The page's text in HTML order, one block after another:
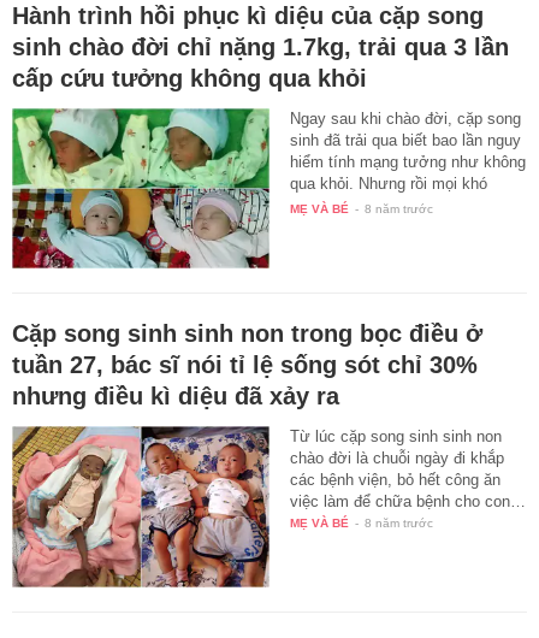
Hành trình hồi phục kì diệu của cặp song
sinh chào đời chỉ nặng 1.7kg, trải qua 3 lần
cấp cứu tưởng không qua khỏi
Ngay sau khi chào đời, cặp song
sinh đã trải qua biết bao lần nguy
hiểm tính mạng tưởng như không
qua khỏi. Nhưng rồi mọi khó
khăn…
MẸ VÀ BÉ - 8 năm trước
Cặp song sinh sinh non trong bọc điều ở
tuần 27, bác sĩ nói tỉ lệ sống sót chỉ 30%
nhưng điều kì diệu đã xảy ra
Từ lúc cặp song sinh sinh non
chào đời là chuỗi ngày đi khắp
các bệnh viện, bỏ hết công ăn
việc làm để chữa bệnh cho con…
MẸ VÀ BÉ - 8 năm trước